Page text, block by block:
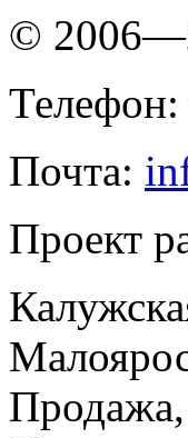
©
Почта:
Проект
Продажа,